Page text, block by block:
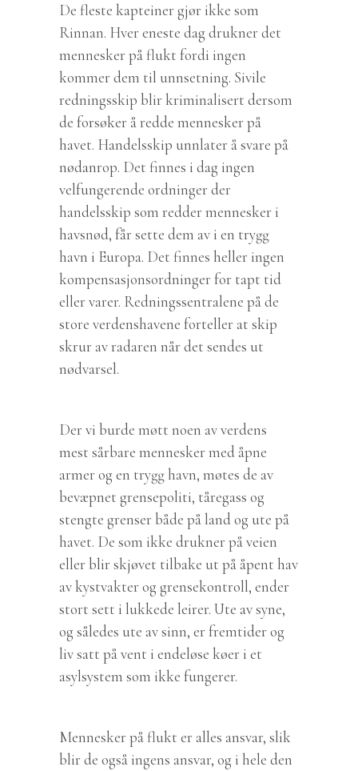
De fleste kapteiner gjør ikke som
Rinnan. Hver eneste dag drukner det
mennesker på flukt fordi ingen
kommer dem til unnsetning. Sivile
redningsskip blir kriminalisert dersom
de forsøker å redde mennesker på
havet. Handelsskip unnlater å svare på
nødanrop. Det finnes i dag ingen
velfungerende ordninger der
handelsskip som redder mennesker i
havsnød, får sette dem av i en trygg
havn i Europa. Det finnes heller ingen
kompensasjonsordninger for tapt tid
eller varer. Redningssentralene på de
store verdenshavene forteller at skip
skrur av radaren når det sendes ut
nødvarsel.
Der vi burde møtt noen av verdens
mest sårbare mennesker med åpne
armer og en trygg havn, møtes de av
bevæpnet grensepoliti, tåregass og
stengte grenser både på land og ute på
havet. De som ikke drukner på veien
eller blir skjøvet tilbake ut på åpent hav
av kystvakter og grensekontroll, ender
stort sett i lukkede leirer. Ute av syne,
og således ute av sinn, er fremtider og
liv satt på vent i endeløse køer i et
asylsystem som ikke fungerer.
Mennesker på flukt er alles ansvar, slik
blir de også ingens ansvar, og i hele den